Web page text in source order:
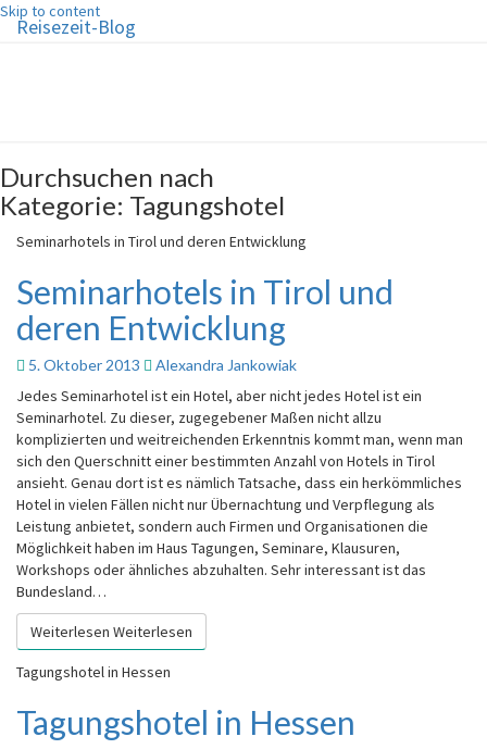
Skip to content
Reisezeit-Blog
Durchsuchen nach
Kategorie: Tagungshotel
Seminarhotels in Tirol und deren Entwicklung
Seminarhotels in Tirol und
deren Entwicklung
5. Oktober 2013 Alexandra Jankowiak
Jedes Seminarhotel ist ein Hotel, aber nicht jedes Hotel ist ein
Seminarhotel. Zu dieser, zugegebener Maßen nicht allzu
komplizierten und weitreichenden Erkenntnis kommt man, wenn man
sich den Querschnitt einer bestimmten Anzahl von Hotels in Tirol
ansieht. Genau dort ist es nämlich Tatsache, dass ein herkömmliches
Hotel in vielen Fällen nicht nur Übernachtung und Verpflegung als
Leistung anbietet, sondern auch Firmen und Organisationen die
Möglichkeit haben im Haus Tagungen, Seminare, Klausuren,
Workshops oder ähnliches abzuhalten. Sehr interessant ist das
Bundesland…
Weiterlesen Weiterlesen
Tagungshotel in Hessen
Tagungshotel in Hessen